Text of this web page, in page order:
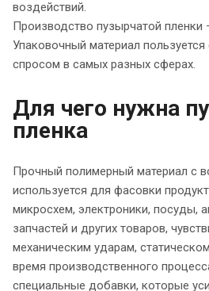
воздействий.
Производство пузырчатой
Упаковочный материал
спросом в самых разных сферах.
Для чего нужна
пленка
Прочный полимерный материал с
используется для фасовки
микросхем, электроники, посуды,
запчастей и других товаров,
механическим ударам,
время производственного
специальные добавки, которые